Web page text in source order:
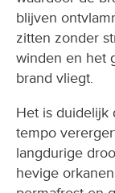
blijven
zitten zonder
winden en het
brand vliegt.
Het is duidelijk
tempo
langdurige
hevige